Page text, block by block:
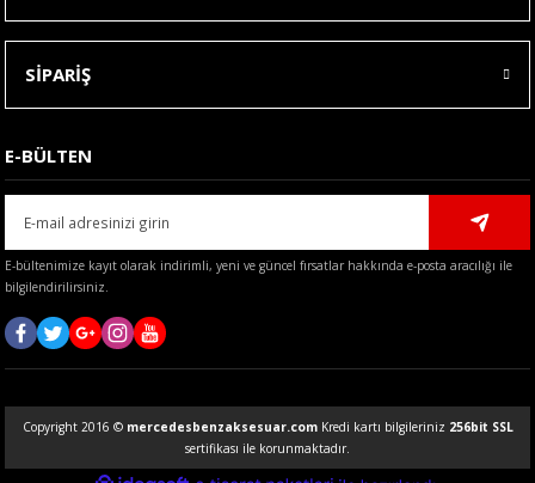
SİPARİŞ
E-BÜLTEN
E-bültenimize kayıt olarak indirimli, yeni ve güncel fırsatlar hakkında e-posta aracılığı ile
bilgilendirilirsiniz.
Copyright 2016 © mercedesbenzaksesuar.comKredi kartı bilgileriniz 256bit SSL
sertifikası ile korunmaktadır.